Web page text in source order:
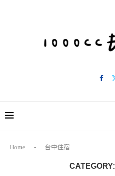
Home - 台中住宿
CATEGORY: